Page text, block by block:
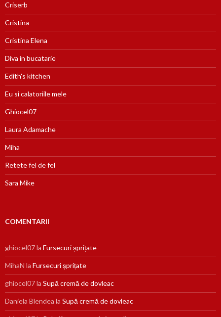
Criserb
Cristina
Cristina Elena
Diva in bucatarie
Edith's kitchen
Eu si calatoriile mele
Ghiocel07
Laura Adamache
Miha
Retete fel de fel
Sara Mike
COMENTARII
ghiocel07la Fursecuri șprițate
MihaN la Fursecuri șprițate
ghiocel07la Supă cremă de dovleac
Daniela Blendea la Supă cremă de dovleac